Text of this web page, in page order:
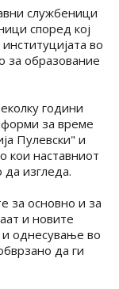
службеници
според кој
во
за образование
години
за време
Пулевски" и
кои наставниот
изгледа.
за основно и за
и новите
однесување во
да ги